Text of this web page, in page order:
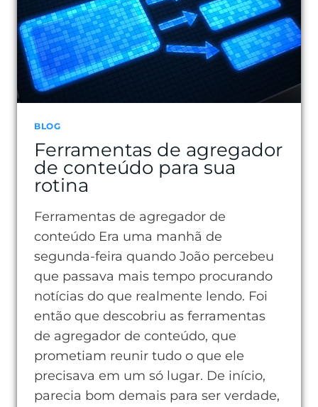
BLOG
Ferramentas de agregador
de conteúdo para sua
rotina
Ferramentas de agregador de
conteúdo Era uma manhã de
segunda-feira quando João percebeu
que passava mais tempo procurando
notícias do que realmente lendo. Foi
então que descobriu as ferramentas
de agregador de conteúdo, que
prometiam reunir tudo o que ele
precisava em um só lugar. De início,
parecia bom demais para ser verdade,